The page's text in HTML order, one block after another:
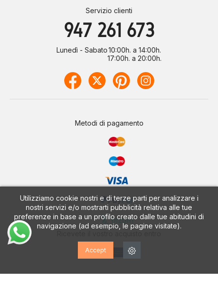
Utilizziamo cookie nostri e di terze parti per analizzare i
nostri servizi e/o mostrarti pubblicità relativa alle tue
preferenze in base a un profilo creato dalle tue abitudini di
navigazione (ad esempio, le pagine visitate).
Accept
Servizio clienti
947 261 673
Lunedì - Sabato10:00h. a 14:00h.
17:00h. a 20:00h.
Metodi di pagamento